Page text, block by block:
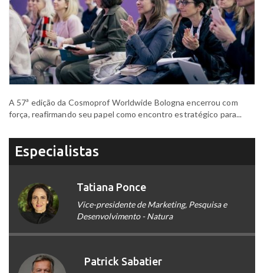
A 57ª edição da Cosmoprof Worldwide Bologna encerrou com
força, reafirmando seu papel como encontro estratégico para...
Especialistas
Tatiana Ponce
Vice-presidente de Marketing, Pesquisa e
Desenvolvimento - Natura
Patrick Sabatier